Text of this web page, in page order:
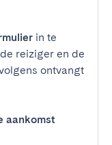
in te
reiziger en de
ontvangt
aankomst